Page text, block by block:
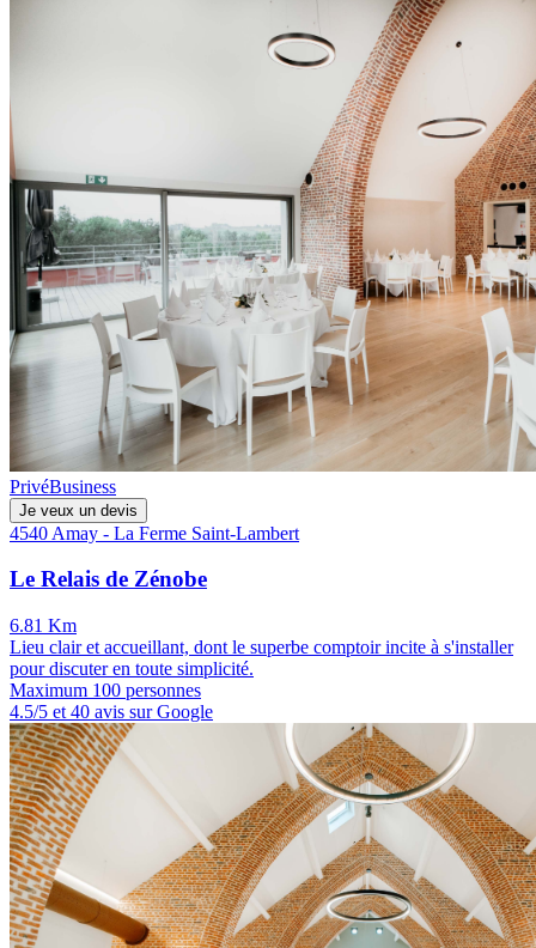
PrivéBusiness
Je veux un devis
4540 Amay - La Ferme Saint-Lambert
Le Relais de Zénobe
6.81 Km
Lieu clair et accueillant, dont le superbe comptoir incite à s'installer
pour discuter en toute simplicité.
Maximum 100 personnes
4.5/5 et 40 avis sur Google